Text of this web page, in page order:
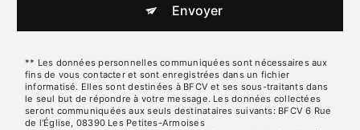
Envoyer
** Les données personnelles communiquées sont nécessaires aux
fins de vous contacter et sont enregistrées dans un fichier
informatisé. Elles sont destinées à BFCV et ses sous-traitants dans
le seul but de répondre à votre message. Les données collectées
seront communiquées aux seuls destinataires suivants: BFCV 6 Rue
de l'Église, 08390 Les Petites-Armoises